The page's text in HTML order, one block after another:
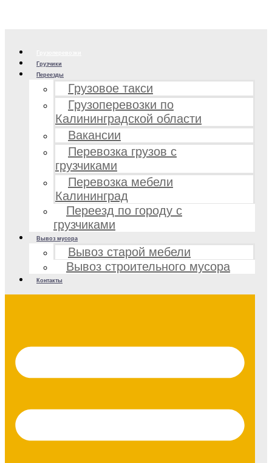
Грузчики
Переезды
Грузовое такси
Грузоперевозки по
Калининградской области
Вакансии
Перевозка грузов с
грузчиками
Перевозка мебели
Калининград
Переезд по городу с
грузчиками
Вывоз мусора
Вывоз старой мебели
Вывоз строительного мусора
Контакты